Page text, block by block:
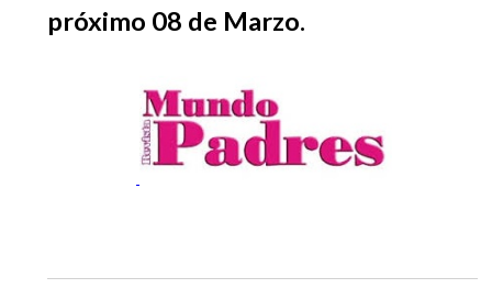
próximo 08 de Marzo.